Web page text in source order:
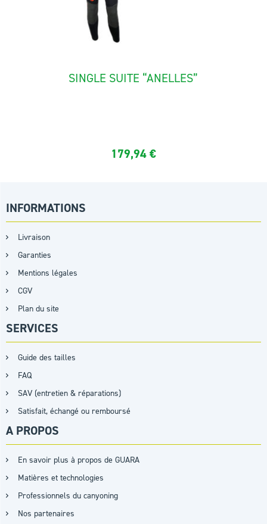
SINGLE SUITE “ANELLES”
179,94€
INFORMATIONS
Livraison
Garanties
Mentions légales
CGV
Plan du site
SERVICES
Guide des tailles
FAQ
SAV (entretien & réparations)
Satisfait, échangé ou remboursé
A PROPOS
En savoir plus à propos de GUARA
Matières et technologies
Professionnels du canyoning
Nos partenaires